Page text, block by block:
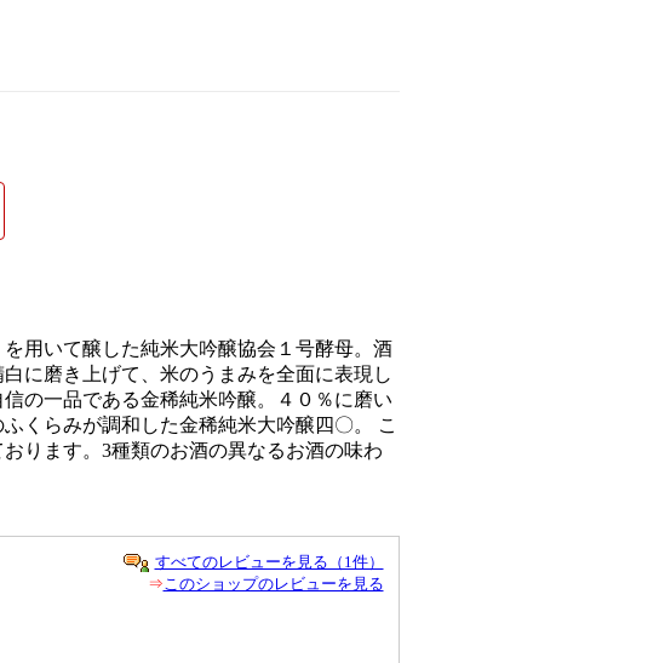
用いて醸した純米大吟醸協会１号酵母。酒
に磨き上げて、米のうまみを全面に表現し
の一品である金稀純米吟醸。４０％に磨い
くらみが調和した金稀純米大吟醸四〇。 こ
ります。3種類のお酒の異なるお酒の味わ
すべてのレビューを見る（1件）
⇒このショップのレビューを見る